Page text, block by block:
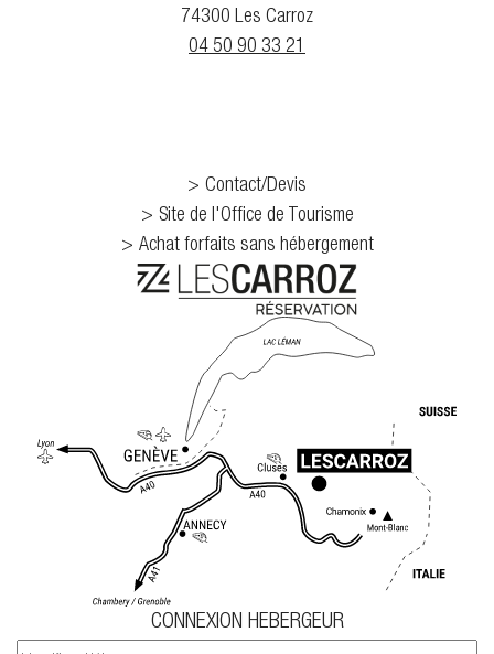
74300 Les Carroz
04 50 90 33 21
Contact/Devis
Site de l'Office de Tourisme
Achat forfaits sans hébergement
CONNEXION HEBERGEUR